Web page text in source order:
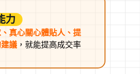
力
真心關心體貼人、提
議，就能提高成交率